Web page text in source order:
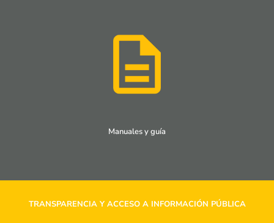
Manuales y guía
TRANSPARENCIA Y ACCESO A INFORMACIÓN PÚBLICA